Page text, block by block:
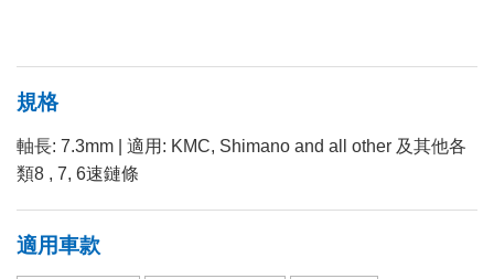
規格
軸長: 7.3mm | 適用: KMC, Shimano and all other 及其他各
類8 , 7, 6速鏈條
適用車款